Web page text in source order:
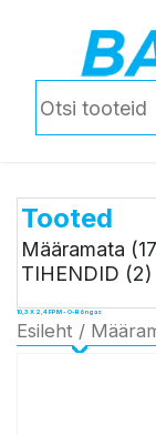
Tooted
Määramata
TIHENDID (2)
10,3 X 2,4 FPM - O-Rõngas
Esileht /